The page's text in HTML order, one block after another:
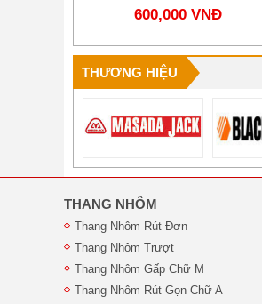
600,000 VNĐ
THƯƠNG HIỆU
THANG NHÔM
Thang Nhôm Rút Đơn
Thang Nhôm Trượt
Thang Nhôm Gấp Chữ M
Thang Nhôm Rút Gọn Chữ A